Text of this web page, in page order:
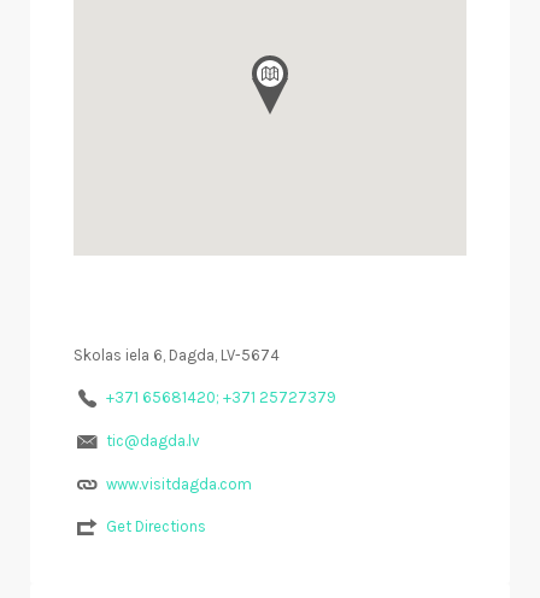
Skolas iela 6, Dagda, LV-5674
+371 65681420; +371 25727379
tic@dagda.lv
www.visitdagda.com
Get Directions